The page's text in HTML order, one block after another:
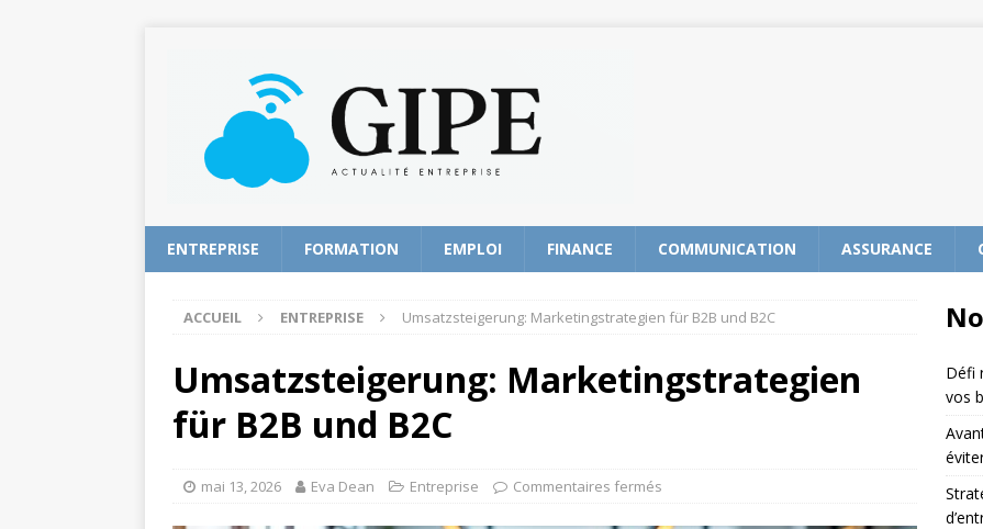
ENTREPRISE FORMATION EMPLOI FINANCE COMMUNICATION ASSURANCE
ACCUEIL ENTREPRISE Umsatzsteigerung: Marketingstrategien für B2B und B2C
Umsatzsteigerung: Marketingstrategien
für B2B und B2C
mai 13, 2026 Eva Dean Entreprise Commentaires fermés
Défi
vos